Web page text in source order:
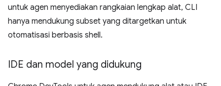
untuk agen menyediakan rangkaian lengkap alat, CLI
hanya mendukung subset yang ditargetkan untuk
otomatisasi berbasis shell.
IDE dan model yang didukung